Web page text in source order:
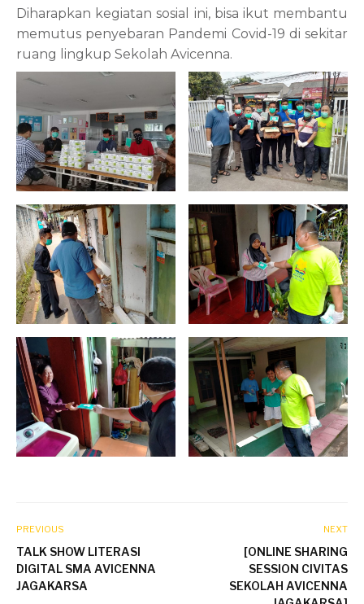
Diharapkan kegiatan sosial ini, bisa ikut membantu
memutus penyebaran Pandemi Covid-19 di sekitar
ruang lingkup Sekolah Avicenna.
PREVIOUS
TALK SHOW LITERASI
DIGITAL SMA AVICENNA
JAGAKARSA
NEXT
[ONLINE SHARING
SESSION CIVITAS
SEKOLAH AVICENNA